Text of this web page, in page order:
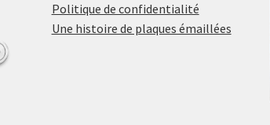
Politique de confidentialité
Une histoire de plaques émaillées